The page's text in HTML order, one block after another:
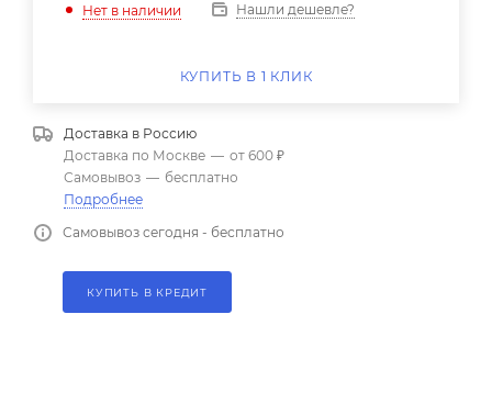
Нет в наличии
Нашли дешевле?
КУПИТЬ В 1 КЛИК
Доставка в Россию
Доставка по Москве — от 600 ₽
Самовывоз — бесплатно
Подробнее
Самовывоз сегодня - бесплатно
КУПИТЬ В КРЕДИТ